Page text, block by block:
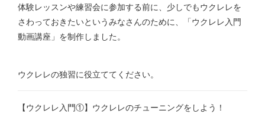
体験レッスンや練習会に参加する前に、少しでもウクレレを
さわっておきたいというみなさんのために、「ウクレレ入門
動画講座」を制作しました。
ウクレレの独習に役立ててください。
【ウクレレ入門①】ウクレレのチューニングをしよう！